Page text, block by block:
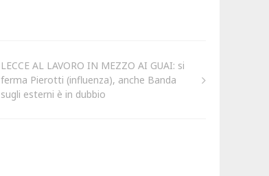
LECCE AL LAVORO IN MEZZO AI GUAI: si
ferma Pierotti (influenza), anche Banda
sugli esterni è in dubbio